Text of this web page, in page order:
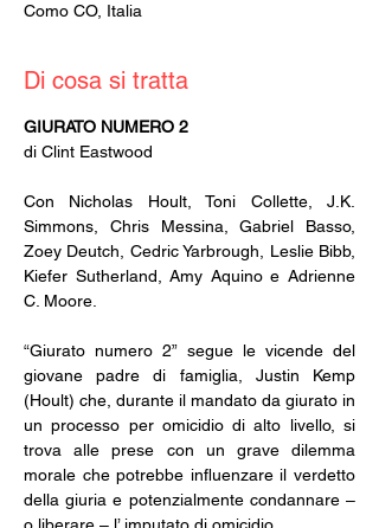
Como CO, Italia
Di cosa si tratta
GIURATO NUMERO 2
di Clint Eastwood
Con Nicholas Hoult, Toni Collette, J.K.
Simmons, Chris Messina, Gabriel Basso,
Zoey Deutch, Cedric Yarbrough, Leslie Bibb,
Kiefer Sutherland, Amy Aquino e Adrienne
C. Moore.
“Giurato numero 2” segue le vicende del
giovane padre di famiglia, Justin Kemp
(Hoult) che, durante il mandato da giurato in
un processo per omicidio di alto livello, si
trova alle prese con un grave dilemma
morale che potrebbe influenzare il verdetto
della giuria e potenzialmente condannare –